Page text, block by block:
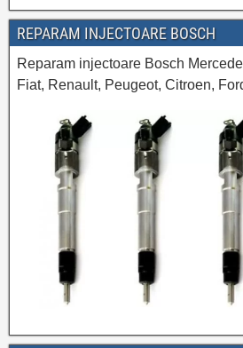
REPARAM INJECTOARE BOSCH
Reparam injectoare Bosch
Fiat, Renault, Peugeot, Citroen,